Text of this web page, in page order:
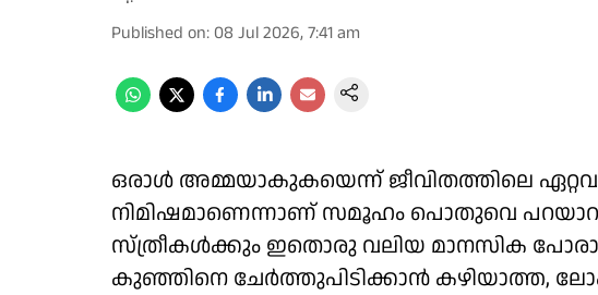
Published on: 08 Jul 2026, 7:41 am
ഒരാള്‍ അമ്മയാകുകയെന്ന് ജീവിതത്തിലെ
നിമിഷമാണെന്നാണ് സമൂഹം പൊതുവെ
സ്ത്രീകള്‍ക്കും ഇതൊരു വലിയ മാനസിക
കുഞ്ഞിനെ ചേര്‍ത്തുപിടിക്കാന്‍ കഴിയാത്ത,